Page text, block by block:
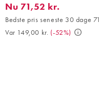
Nu 71,52 kr.. Bedste pris
Nu 71,52 kr.
Bedste pris seneste 30 dage
Var 149,00 kr. (-52%)